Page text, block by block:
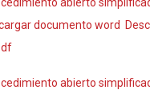
documento word
abierto